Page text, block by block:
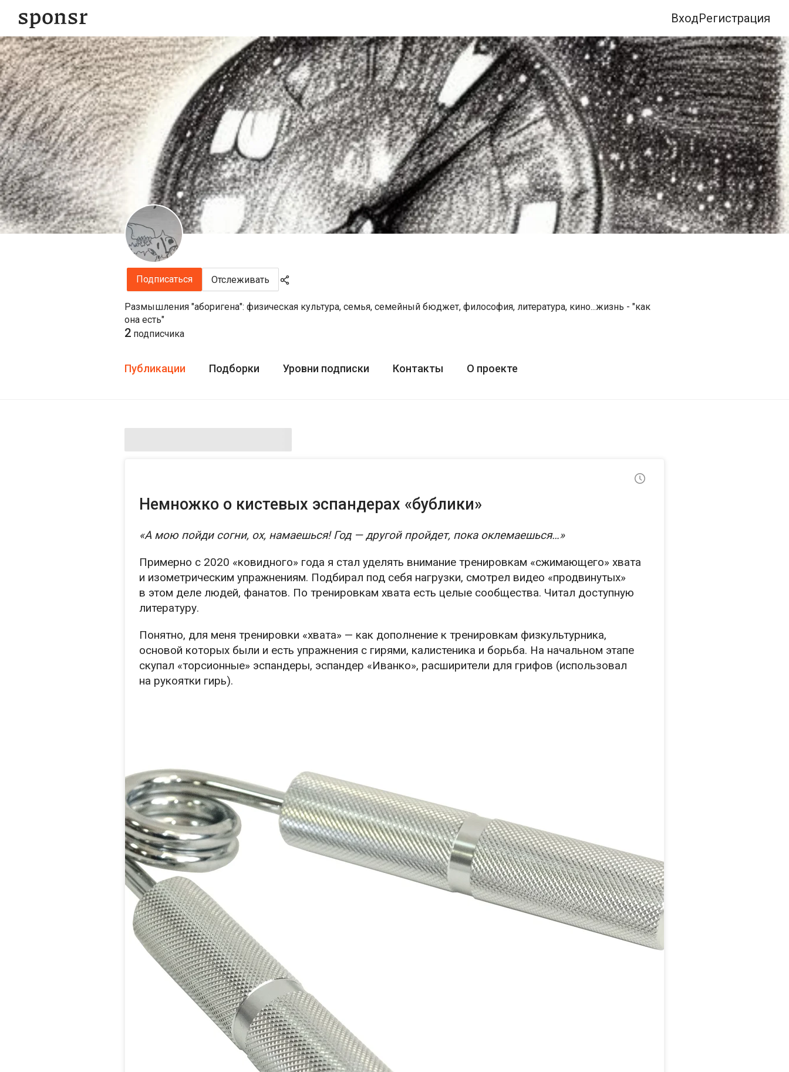
ВходРегистрация
Подписаться Отслеживать
Размышления "аборигена": физическая культура, семья, семейный бюджет, философия, литература, кино...жизнь - "как
она есть"
2 подписчика
Публикации Подборки Уровни подписки Контакты О проекте
Немножко о кистевых эспандерах «бублики»
«А мою пойди согни, ох, намаешься! Год — другой пройдет, пока оклемаешься…»
Примерно с 2020 «ковидного» года я стал уделять внимание тренировкам «сжимающего» хвата
и изометрическим упражнениям. Подбирал под себя нагрузки, смотрел видео «продвинутых»
в этом деле людей, фанатов. По тренировкам хвата есть целые сообщества. Читал доступную
литературу.
Понятно, для меня тренировки «хвата» — как дополнение к тренировкам физкультурника,
основой которых были и есть упражнения с гирями, калистеника и борьба. На начальном этапе
скупал «торсионные» эспандеры, эспандер «Иванко», расширители для грифов (использовал
на рукоятки гирь).